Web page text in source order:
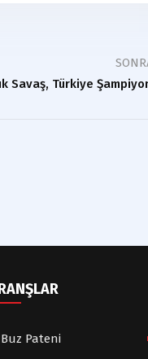
Savaş, Türkiye
Buz Pateni